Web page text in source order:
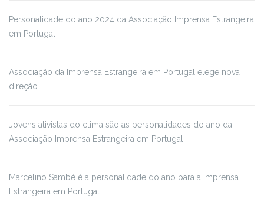
Personalidade do ano 2024 da Associação Imprensa Estrangeira
em Portugal
Associação da Imprensa Estrangeira em Portugal elege nova
direção
Jovens ativistas do clima são as personalidades do ano da
Associação Imprensa Estrangeira em Portugal
Marcelino Sambé é a personalidade do ano para a Imprensa
Estrangeira em Portugal